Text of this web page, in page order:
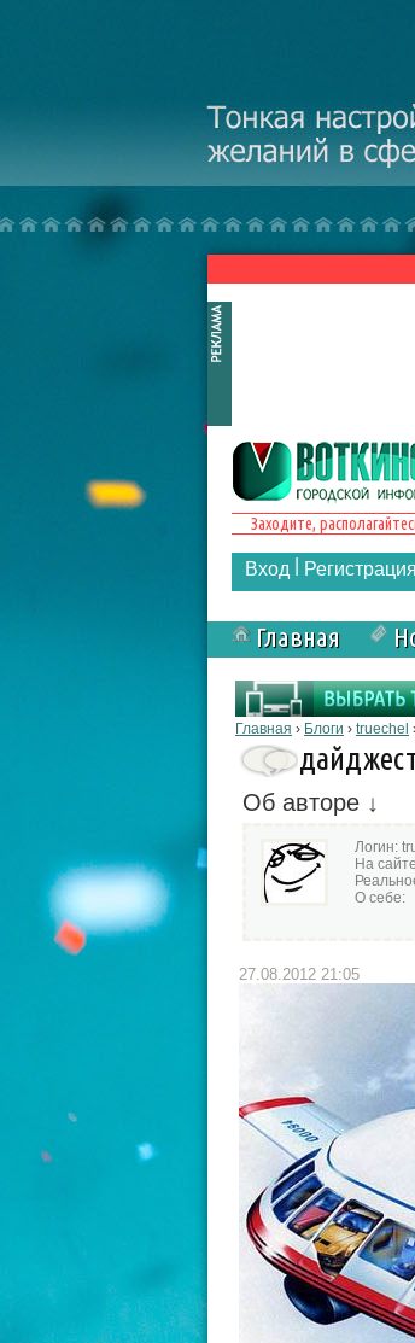
Заходите,
Вход Регистрация
Главная
Форма поиска
Вы здесь
Главная › Блоги › truechel
Об авторе ↓
Логин:
На
О себе:
27.08.2012 21:05